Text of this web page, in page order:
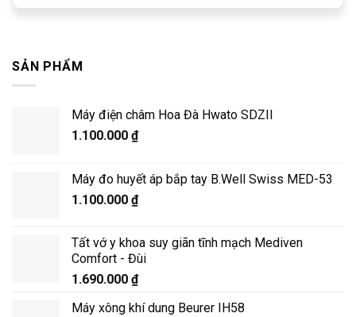
SẢN PHẨM
Máy điện châm Hoa Đà Hwato SDZII
1.100.000 ₫
Máy đo huyết áp bắp tay B.Well Swiss MED-53
1.100.000 ₫
Tất vớ y khoa suy giãn tĩnh mạch Mediven
Comfort - Đùi
1.690.000 ₫
Máy xông khí dung Beurer IH58